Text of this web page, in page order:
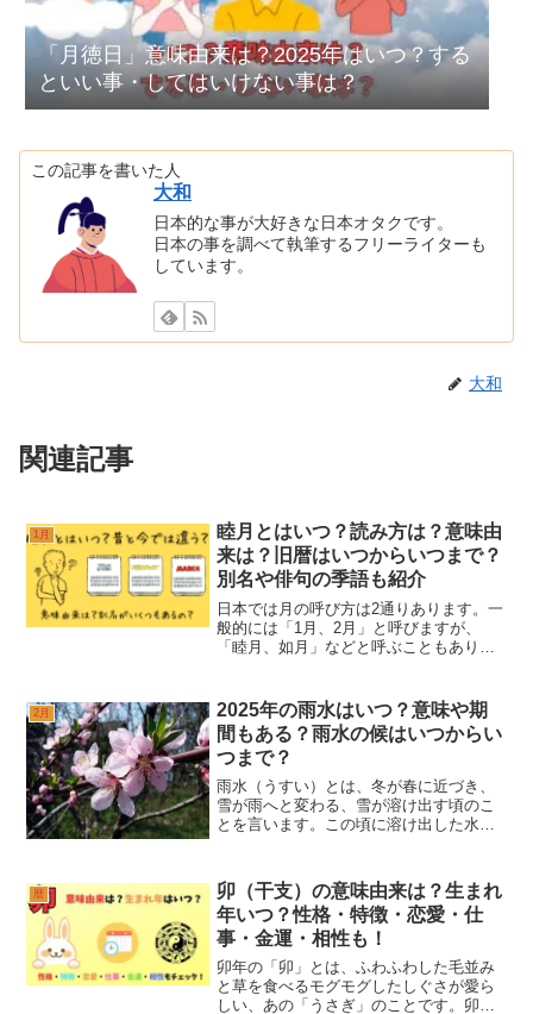
「月徳日」意味由来は？2025年はいつ？する
といい事・してはいけない事は？
この記事を書いた人
大和
日本的な事が大好きな日本オタクです。
日本の事を調べて執筆するフリーライターも
しています。
大和
関連記事
1月
睦月とはいつ？読み方は？意味由
来は？旧暦はいつからいつまで？
別名や俳句の季語も紹介
日本では月の呼び方は2通りあります。一
般的には「1月、2月」と呼びますが、
「睦月、如月」などと呼ぶこともありま
ます。大和ここでは和風名月の睦月につ
いて詳しくなりましょ...
2月
2025年の雨水はいつ？意味や期
間もある？雨水の候はいつからい
つまで？
雨水（うすい）とは、冬が春に近づき、
雪が雨へと変わる、雪が溶け出す頃のこ
とを言います。この頃に溶け出した水は
呼ばれていました。なんともロマンチッ
クですね。人々は、「土公...
暦
卯（干支）の意味由来は？生まれ
年いつ？性格・特徴・恋愛・仕
事・金運・相性も！
卯年の「卯」とは、ふわふわした毛並み
と草を食べるモグモグしたしぐさが愛ら
しい、あの「うさぎ」のことです。卯年